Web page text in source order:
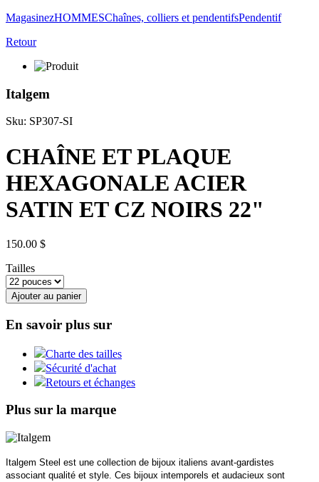
MagasinezHOMMESChaînes, colliers et pendentifsPendentif
Retour
Italgem
Sku: SP307-SI
CHAÎNE ET PLAQUE
HEXAGONALE ACIER
SATIN ET CZ NOIRS 22"
150.00 $
Tailles
Ajouter au panier
En savoir plus sur
Charte des tailles
Sécurité d'achat
Retours et échanges
Plus sur la marque
Italgem Steel est une collection de bijoux italiens avant-gardistes
associant qualité et style. Ces bijoux intemporels et audacieux sont